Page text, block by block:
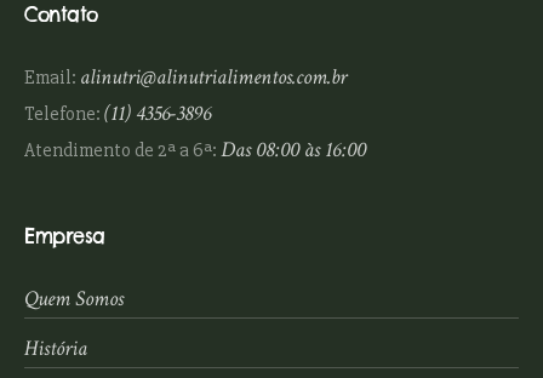
Contato
Email: alinutri@alinutrialimentos.com.br
Telefone:(11) 4356-3896
Atendimento de 2ª a 6ª:Das 08:00 às 16:00
Empresa
Quem Somos
História